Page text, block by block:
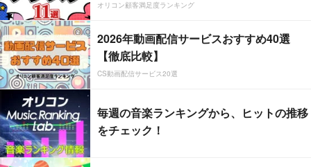
オリコン顧客満足度ランキング
2026年動画配信サービスおすすめ40選
【徹底比較】
CS動画配信サービス20選
毎週の音楽ランキングから、ヒットの推移
をチェック！